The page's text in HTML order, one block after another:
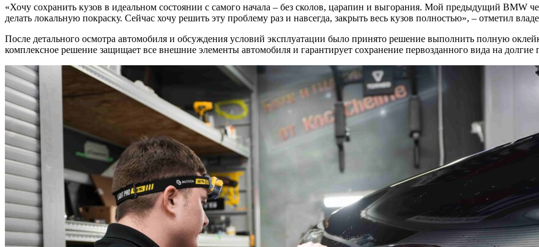
«Хочу сохранить кузов в идеальном состоянии с самого начала – без сколов, царапин и выгорания. Мой предыдущий BMW
делать локальную покраску. Сейчас хочу решить эту проблему раз и навсегда, закрыть весь кузов полностью», – отметил
После детального осмотра автомобиля и обсуждения условий эксплуатации было принято решение выполнить полную
комплексное решение защищает все внешние элементы автомобиля и гарантирует сохранение первозданного вида на долгие